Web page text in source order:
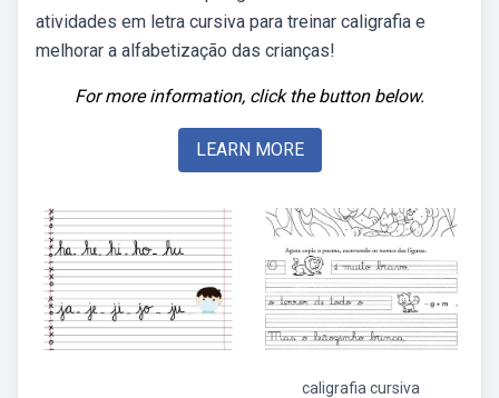
atividades em letra cursiva para treinar caligrafia e
melhorar a alfabetização das crianças!
For more information, click the button below.
LEARN MORE
caligrafia cursiva